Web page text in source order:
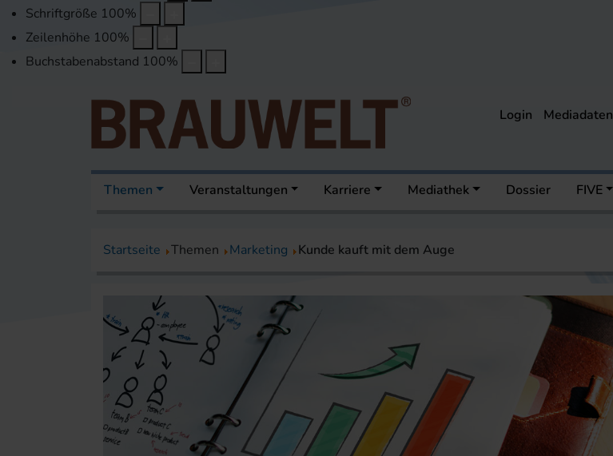
Schriftgröße 100%
Zeilenhöhe 100%
Buchstabenabstand 100%
Login Mediadaten
Themen Veranstaltungen Karriere Mediathek Dossier FIVE
Startseite Themen Marketing Kunde kauft mit dem Auge